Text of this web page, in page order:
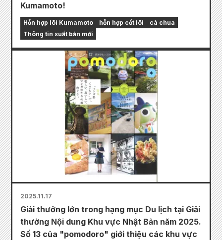
Kumamoto!
Hỗn hợp lõi Kumamoto hỗn hợp cốt lõi
cà chua
Thông tin xuất bản mới
2025.11.17
Giải thưởng lớn trong hạng mục Du lịch tại Giải
thưởng Nội dung Khu vực Nhật Bản năm 2025.
Số 13 của "pomodoro" giới thiệu các khu vực